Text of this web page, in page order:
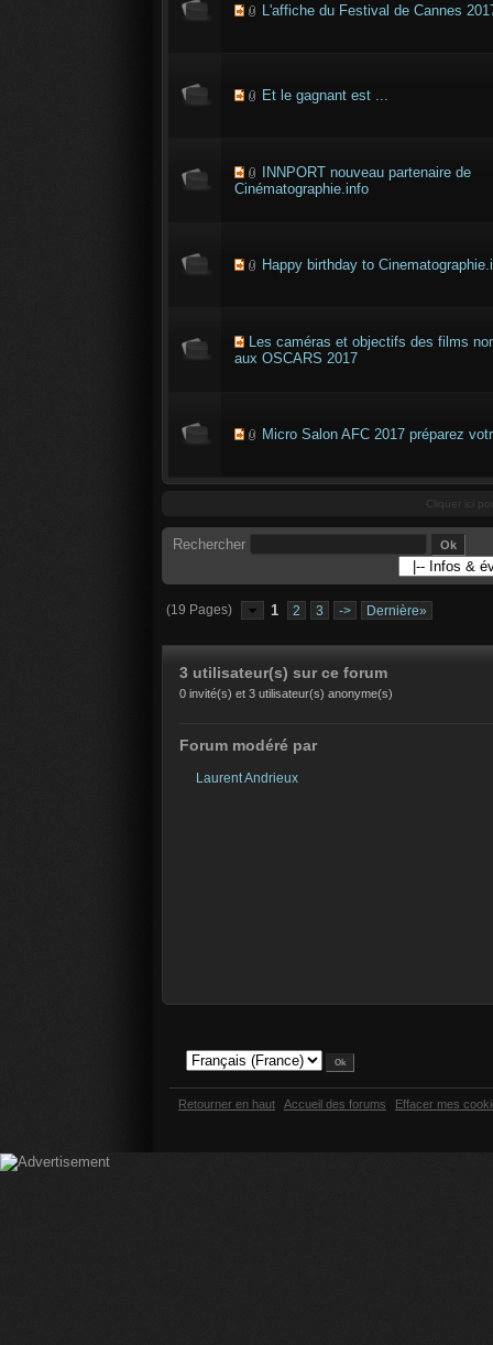
L'affiche du Festival de Cannes
Et le gagnant est ...
INNPORT nouveau partenaire de
Cinématographie.info
Happy birthday to
Les caméras et objectifs des films
aux OSCARS 2017
Micro Salon AFC 2017 préparez
Cliquer ici
Rechercher
(19 Pages) 1 2 3 -> Dernière»
3 utilisateur(s) sur ce forum
0 invité(s) et 3 utilisateur(s) anonyme(s)
Forum modéré par
Laurent Andrieux
Retourner en haut Accueil des forums Effacer mes